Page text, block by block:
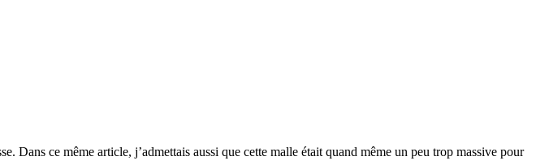
Dans ce même article, j’admettais aussi que cette malle était quand même un peu trop massive pour